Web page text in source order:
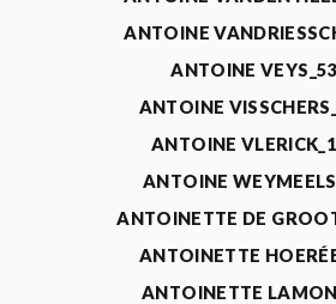
ANTOINE
ANTOINE
ANTOINE
ANTOINE
ANTOINE
ANTOINETTE DE
ANTOINETTE
ANTOINETTE